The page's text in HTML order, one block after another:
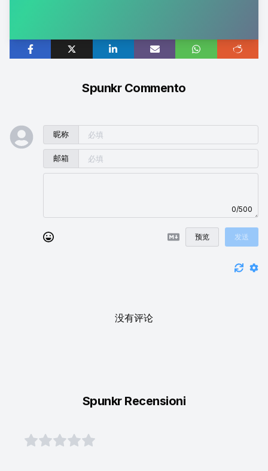
Spunkr Commento
昵称
邮箱
0/500
预览 发送
没有评论
Spunkr Recensioni